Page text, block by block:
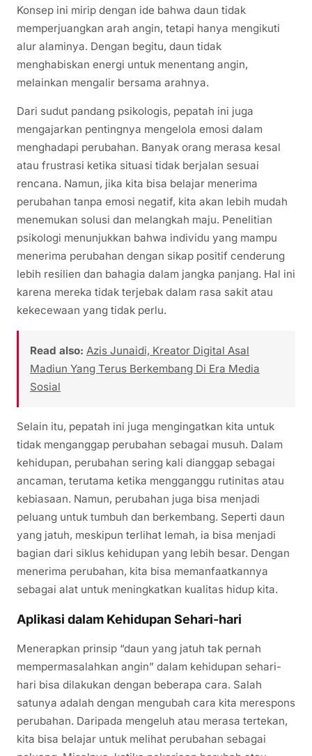
Konsep ini mirip dengan ide bahwa daun tidak
memperjuangkan arah angin, tetapi hanya mengikuti
alur alaminya. Dengan begitu, daun tidak
menghabiskan energi untuk menentang angin,
melainkan mengalir bersama arahnya.
Dari sudut pandang psikologis, pepatah ini juga
mengajarkan pentingnya mengelola emosi dalam
menghadapi perubahan. Banyak orang merasa kesal
atau frustrasi ketika situasi tidak berjalan sesuai
rencana. Namun, jika kita bisa belajar menerima
perubahan tanpa emosi negatif, kita akan lebih mudah
menemukan solusi dan melangkah maju. Penelitian
psikologi menunjukkan bahwa individu yang mampu
menerima perubahan dengan sikap positif cenderung
lebih resilien dan bahagia dalam jangka panjang. Hal ini
karena mereka tidak terjebak dalam rasa sakit atau
kekecewaan yang tidak perlu.
Read also: Azis Junaidi, Kreator Digital Asal
Madiun Yang Terus Berkembang Di Era Media
Sosial
Selain itu, pepatah ini juga mengingatkan kita untuk
tidak menganggap perubahan sebagai musuh. Dalam
kehidupan, perubahan sering kali dianggap sebagai
ancaman, terutama ketika mengganggu rutinitas atau
kebiasaan. Namun, perubahan juga bisa menjadi
peluang untuk tumbuh dan berkembang. Seperti daun
yang jatuh, meskipun terlihat lemah, ia bisa menjadi
bagian dari siklus kehidupan yang lebih besar. Dengan
menerima perubahan, kita bisa memanfaatkannya
sebagai alat untuk meningkatkan kualitas hidup kita.
Aplikasi dalam Kehidupan Sehari-hari
Menerapkan prinsip “daun yang jatuh tak pernah
mempermasalahkan angin” dalam kehidupan sehari-
hari bisa dilakukan dengan beberapa cara. Salah
satunya adalah dengan mengubah cara kita merespons
perubahan. Daripada mengeluh atau merasa tertekan,
kita bisa belajar untuk melihat perubahan sebagai